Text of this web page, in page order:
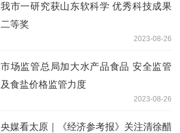
我市一研究获山东软科学 优秀科技成果
二等奖
2023-08-26
市场监管总局加大水产品食品 安全监管
及食盐价格监管力度
2023-08-26
央媒看太原｜《经济参考报》关注清徐醋